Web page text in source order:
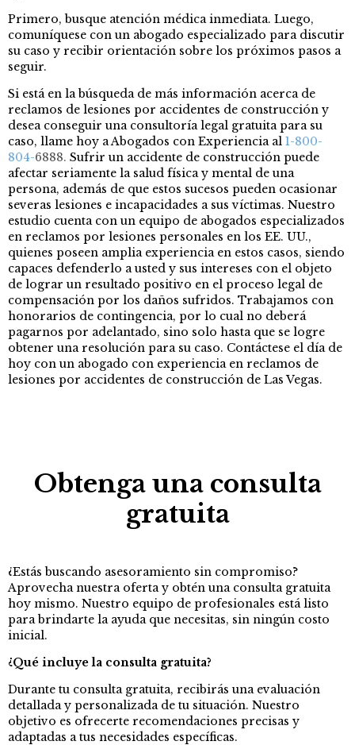
Primero, busque atención médica inmediata. Luego,
comuníquese con un abogado especializado para discutir
su caso y recibir orientación sobre los próximos pasos a
seguir.
Si está en la búsqueda de más información acerca de
reclamos de lesiones por accidentes de construcción y
desea conseguir una consultoría legal gratuita para su
caso, llame hoy a Abogados con Experiencia al 1-800-
804-6888. Sufrir un accidente de construcción puede
afectar seriamente la salud física y mental de una
persona, además de que estos sucesos pueden ocasionar
severas lesiones e incapacidades a sus víctimas. Nuestro
estudio cuenta con un equipo de abogados especializados
en reclamos por lesiones personales en los EE. UU.,
quienes poseen amplia experiencia en estos casos, siendo
capaces defenderlo a usted y sus intereses con el objeto
de lograr un resultado positivo en el proceso legal de
compensación por los daños sufridos. Trabajamos con
honorarios de contingencia, por lo cual no deberá
pagarnos por adelantado, sino solo hasta que se logre
obtener una resolución para su caso. Contáctese el día de
hoy con un abogado con experiencia en reclamos de
lesiones por accidentes de construcción de Las Vegas.
Obtenga una consulta
gratuita
¿Estás buscando asesoramiento sin compromiso?
Aprovecha nuestra oferta y obtén una consulta gratuita
hoy mismo. Nuestro equipo de profesionales está listo
para brindarte la ayuda que necesitas, sin ningún costo
inicial.
¿Qué incluye la consulta gratuita?
Durante tu consulta gratuita, recibirás una evaluación
detallada y personalizada de tu situación. Nuestro
objetivo es ofrecerte recomendaciones precisas y
adaptadas a tus necesidades específicas.